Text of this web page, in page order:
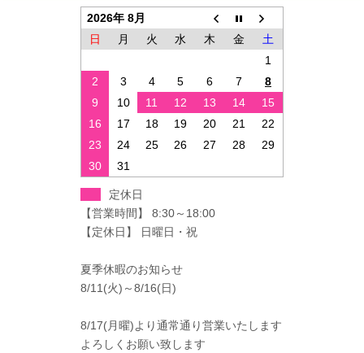
2026年 8月
日
月 火 水 木 金
土
1
2
3 4 5 6 7
8
9
10 11 12 13 14
15
16
17 18 19 20 21
22
23
24 25 26 27 28
29
30
31
定休日
【営業時間】 8:30～18:00
【定休日】 日曜日・祝
夏季休暇のお知らせ
8/11(火)～8/16(日)
8/17(月曜)より通常通り営業いたします
よろしくお願い致します